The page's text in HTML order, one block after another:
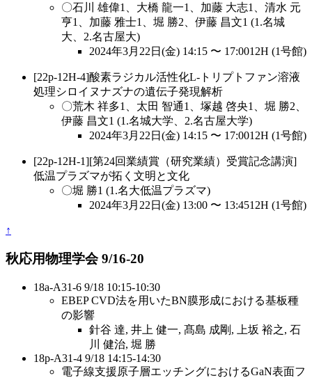
〇石川 雄偉1、大橋 龍一1、加藤 大志1、清水 元
亨1、加藤 雅士1、堀 勝2、伊藤 昌文1 (1.名城
大、2.名古屋大)
2024年3月22日(金) 14:15 〜 17:0012H (1号館)
[22p-12H-4]酸素ラジカル活性化L-トリプトファン溶液
処理シロイヌナズナの遺伝子発現解析
〇荒木 祥多1、太田 智通1、塚越 啓央1、堀 勝2、
伊藤 昌文1 (1.名城大学、2.名古屋大学)
2024年3月22日(金) 14:15 〜 17:0012H (1号館)
[22p-12H-1][第24回業績賞（研究業績）受賞記念講演]
低温プラズマが拓く文明と文化
〇堀 勝1 (1.名大低温プラズマ)
2024年3月22日(金) 13:00 〜 13:4512H (1号館)
↑
秋応用物理学会 9/16-20
18a-A31-6 9/18 10:15-10:30
EBEP CVD法を⽤いたBN膜形成における基板種
の影響
針⾕ 達, 井上 健⼀, 髙島 成剛, 上坂 裕之, ⽯
川 健治, 堀 勝
18p-A31-4 9/18 14:15-14:30
電⼦線⽀援原⼦層エッチングにおけるGaN表⾯フ